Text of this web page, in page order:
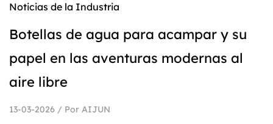
Noticias de la Industria
Botellas de agua para acampar y su
papel en las aventuras modernas al
aire libre
13-03-2026 / Por AIJUN